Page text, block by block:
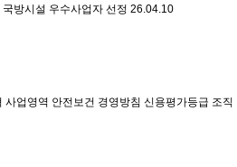
방시설 우수사업자 선정 26.04.10
사업영역 안전보건 경영방침 신용평가등급 조직